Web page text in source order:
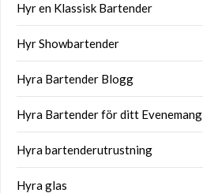
Hyr en Klassisk Bartender
Hyr Showbartender
Hyra Bartender Blogg
Hyra Bartender för ditt Evenemang
Hyra bartenderutrustning
Hyra glas